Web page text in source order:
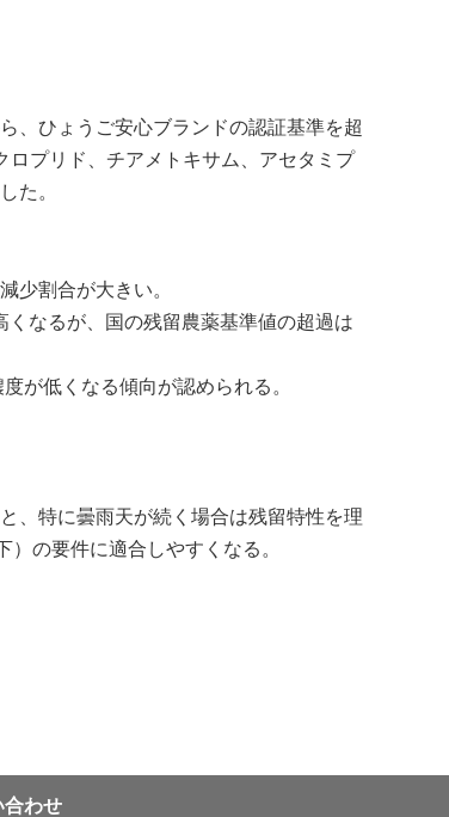
、ひょうご安心ブランドの認証基準を超
ロプリド、チアメトキサム、アセタミプ
た。
少割合が大きい。
なるが、国の残留農薬基準値の超過は
が低くなる傾向が認められる。
、特に曇雨天が続く場合は残留特性を理
）の要件に適合しやすくなる。
合わせ